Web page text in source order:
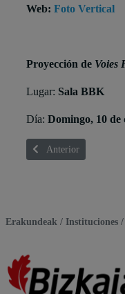
Web: Foto Vertical
Proyección de Voies
Lugar: Sala BBK
Día: Domingo, 10 de
Artículo anterior:
Anterior
Erakundeak / Instituciones